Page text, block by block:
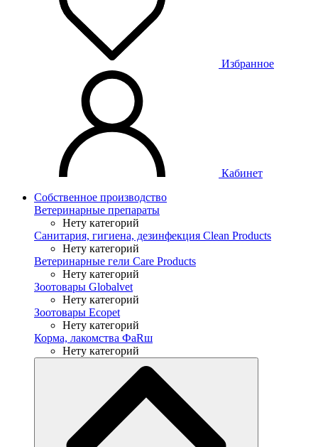
Избранное
Кабинет
Собственное производство
Ветеринарные препараты
Нету категорий
Санитария, гигиена, дезинфекция Clean Products
Нету категорий
Ветеринарные гели Care Products
Нету категорий
Зоотовары Globalvet
Нету категорий
Зоотовары Ecopet
Нету категорий
Корма, лакомства ФaRш
Нету категорий